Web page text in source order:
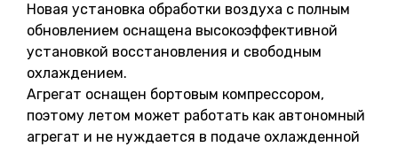
Новая установка обработки воздуха с полным
обновлением оснащена высокоэффективной
установкой восстановления и свободным
охлаждением.
Агрегат оснащен бортовым компрессором,
поэтому летом может работать как автономный
агрегат и не нуждается в подаче охлажденной